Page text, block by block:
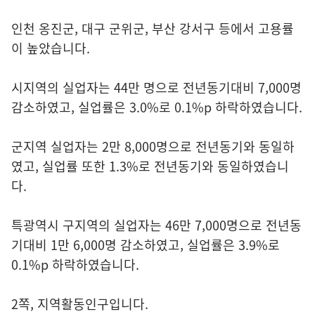
인천 옹진군, 대구 군위군, 부산 강서구 등에서 고용률
이 높았습니다.
시지역의 실업자는 44만 명으로 전년동기대비 7,000명
감소하였고, 실업률은 3.0%로 0.1%p 하락하였습니다.
군지역 실업자는 2만 8,000명으로 전년동기와 동일하
였고, 실업률 또한 1.3%로 전년동기와 동일하였습니
다.
특광역시 구지역의 실업자는 46만 7,000명으로 전년동
기대비 1만 6,000명 감소하였고, 실업률은 3.9%로
0.1%p 하락하였습니다.
2쪽, 지역활동인구입니다.